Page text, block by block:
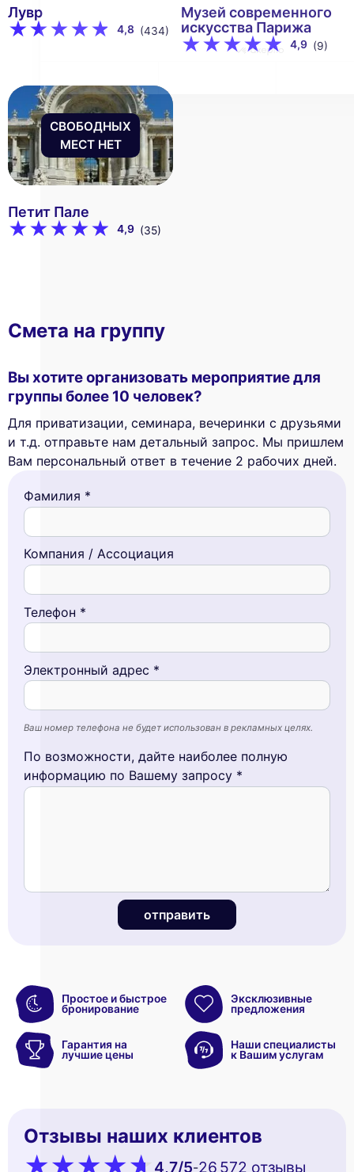
Лувр
4,8 (434)
Музей современного
искусства Парижа
4,9 (9)
СВОБОДНЫХ
МЕСТ НЕТ
Петит Пале
4,9 (35)
Смета на группу
Вы хотите организовать мероприятие для
группы более 10 человек?
Для приватизации, семинара, вечеринки с друзьями
и т.д. отправьте нам детальный запрос. Мы пришлем
Вам персональный ответ в течение 2 рабочих дней.
Фамилия *
Компания / Ассоциация
Телефон *
Электронный адрес *
Ваш номер телефона не будет использован в рекламных целях.
По возможности, дайте наиболее полную
информацию по Вашему запросу *
отправить
Простое и быстрое
бронирование
Эксклюзивные
предложения
Гарантия на
лучшие цены
Наши специалисты
к Вашим услугам
Отзывы наших клиентов
4,7/5-26 572 oтзывы